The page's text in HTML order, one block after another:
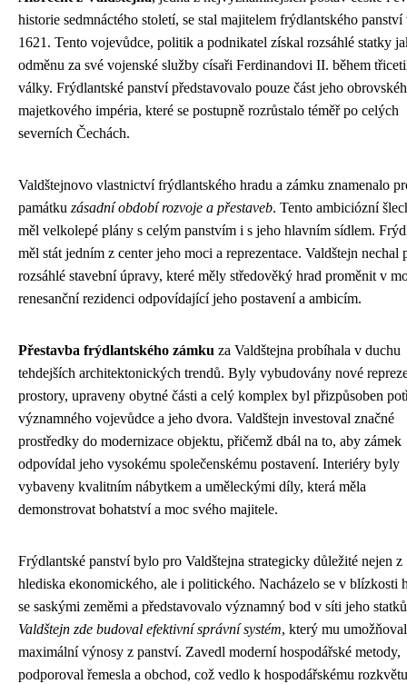
historie sedmnáctého století, se stal majitelem frýdlantského panství
1621. Tento vojevůdce, politik a podnikatel získal rozsáhlé statky
odměnu za své vojenské služby císaři Ferdinandovi II. během
války. Frýdlantské panství představovalo pouze část jeho
majetkového impéria, které se postupně rozrůstalo téměř po celých
severních Čechách.
Valdštejnovo vlastnictví frýdlantského hradu a zámku znamenalo
památku zásadní období rozvoje a přestaveb. Tento ambiciózní
měl velkolepé plány s celým panstvím i s jeho hlavním sídlem.
měl stát jedním z center jeho moci a reprezentace. Valdštejn nechal
rozsáhlé stavební úpravy, které měly středověký hrad proměnit v
renesanční rezidenci odpovídající jeho postavení a ambicím.
Přestavba frýdlantského zámku za Valdštejna probíhala v duchu
tehdejších architektonických trendů. Byly vybudovány nové
prostory, upraveny obytné části a celý komplex byl přizpůsoben
významného vojevůdce a jeho dvora. Valdštejn investoval značné
prostředky do modernizace objektu, přičemž dbál na to, aby zámek
odpovídal jeho vysokému společenskému postavení. Interiéry byly
vybaveny kvalitním nábytkem a uměleckými díly, která měla
demonstrovat bohatství a moc svého majitele.
Frýdlantské panství bylo pro Valdštejna strategicky důležité nejen z
hlediska ekonomického, ale i politického. Nacházelo se v blízkosti
se saskými zeměmi a představovalo významný bod v síti jeho
Valdštejn zde budoval efektivní správní systém, který mu
maximální výnosy z panství. Zavedl moderní hospodářské metody,
podporoval řemesla a obchod, což vedlo k hospodářskému rozkvětu